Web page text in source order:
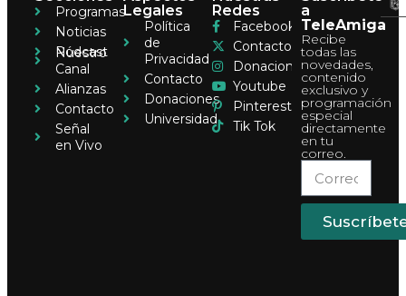
Programas
Noticias
Pódcast
Nuestro
Canal
Alianzas
Contacto
Señal
en Vivo
Legales
Política
de
Privacidad
Contacto
Donaciones
Universidad
Redes
Facebook
Contacto
Donaciones
Youtube
Pinterest
Tik Tok
a
TeleAmiga
Recibe
todas las
novedades,
contenido
exclusivo y
programación
especial
directamente
en tu
correo.